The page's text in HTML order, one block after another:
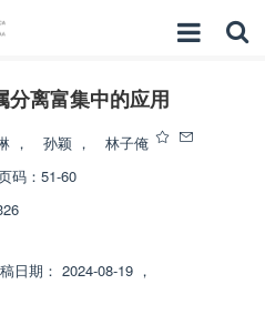
分离富集中的应用
， 孙颖 ，
林子俺
码：51-60
日期： 2024-08-19 ，